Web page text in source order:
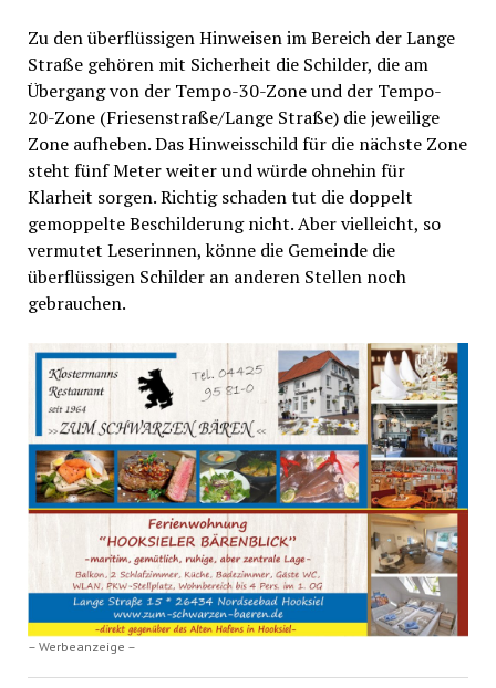
Zu den überflüssigen Hinweisen im Bereich der Lange
Straße gehören mit Sicherheit die Schilder, die am
Übergang von der Tempo-30-Zone und der Tempo-
20-Zone (Friesenstraße/Lange Straße) die jeweilige
Zone aufheben. Das Hinweisschild für die nächste Zone
steht fünf Meter weiter und würde ohnehin für
Klarheit sorgen. Richtig schaden tut die doppelt
gemoppelte Beschilderung nicht. Aber vielleicht, so
vermutet Leserinnen, könne die Gemeinde die
überflüssigen Schilder an anderen Stellen noch
gebrauchen.
– Werbeanzeige –